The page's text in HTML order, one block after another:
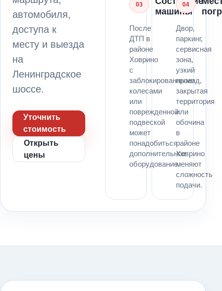
автомобиля,
доступа к
месту и выезда
на
Ленинградское
шоссе.
Уточнить
стоимость
Открыть
цены
03
машины
После
ДТП в
районе
Ховрино
с
заблокированными
колесами
или
поврежденной
подвеской
может
понадобиться
дополнительное
оборудование.
04
Двор,
паркинг,
сервисная
зона,
узкий
проезд,
закрытая
территория
или
обочина
в
районе
Ховрино
меняют
сложность
подачи.